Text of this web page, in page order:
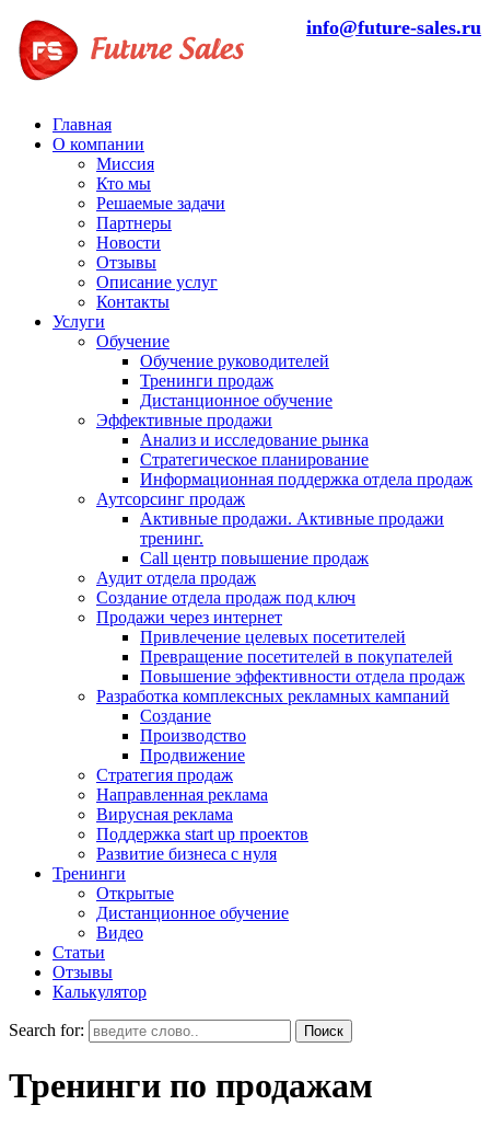
info@future-sales.ru
Главная
О компании
Миссия
Кто мы
Решаемые задачи
Партнеры
Новости
Отзывы
Описание услуг
Контакты
Услуги
Обучение
Обучение руководителей
Тренинги продаж
Дистанционное обучение
Эффективные продажи
Анализ и исследование рынка
Стратегическое планирование
Информационная поддержка отдела продаж
Аутсорсинг продаж
Активные продажи. Активные продажи
тренинг.
Call центр повышение продаж
Аудит отдела продаж
Создание отдела продаж под ключ
Продажи через интернет
Привлечение целевых посетителей
Превращение посетителей в покупателей
Повышение эффективности отдела продаж
Разработка комплексных рекламных кампаний
Создание
Производство
Продвижение
Стратегия продаж
Направленная реклама
Вирусная реклама
Поддержка start up проектов
Развитие бизнеса с нуля
Тренинги
Открытые
Дистанционное обучение
Видео
Статьи
Отзывы
Калькулятор
Search for:
Тренинги по продажам